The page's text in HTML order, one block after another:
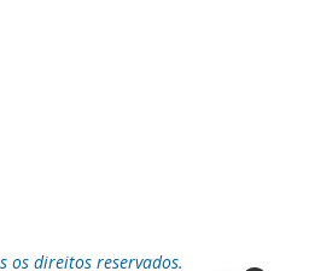
os direitos reservados.